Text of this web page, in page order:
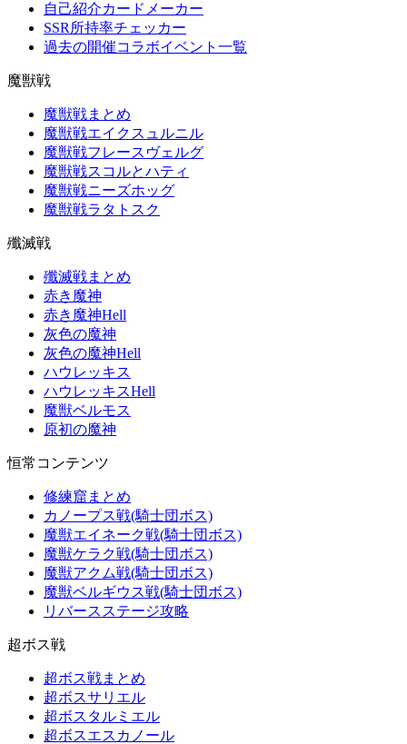
自己紹介カードメーカー
SSR所持率チェッカー
過去の開催コラボイベント一覧
魔獣戦
魔獣戦まとめ
魔獣戦エイクスュルニル
魔獣戦フレースヴェルグ
魔獣戦スコルとハティ
魔獣戦ニーズホッグ
魔獣戦ラタトスク
殲滅戦
殲滅戦まとめ
赤き魔神
赤き魔神Hell
灰色の魔神
灰色の魔神Hell
ハウレッキス
ハウレッキスHell
魔獣ベルモス
原初の魔神
恒常コンテンツ
修練窟まとめ
カノープス戦(騎士団ボス)
魔獣エイネーク戦(騎士団ボス)
魔獣ケラク戦(騎士団ボス)
魔獣アクム戦(騎士団ボス)
魔獣ベルギウス戦(騎士団ボス)
リバースステージ攻略
超ボス戦
超ボス戦まとめ
超ボスサリエル
超ボスタルミエル
超ボスエスカノール